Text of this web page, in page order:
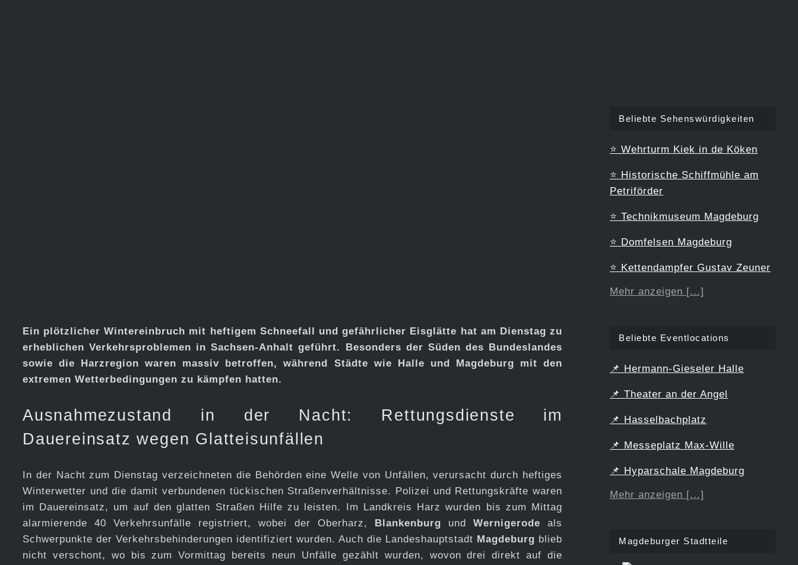
Ein plötzlicher Wintereinbruch mit heftigem Schneefall und gefährlicher Eisglätte hat am Dienstag zu
erheblichen Verkehrsproblemen in Sachsen-Anhalt geführt. Besonders der Süden des Bundeslandes
sowie die Harzregion waren massiv betroffen, während Städte wie Halle und Magdeburg mit den
extremen Wetterbedingungen zu kämpfen hatten.
Ausnahmezustand in der Nacht: Rettungsdienste im
Dauereinsatz wegen Glatteisunfällen
In der Nacht zum Dienstag verzeichneten die Behörden eine Welle von Unfällen, verursacht durch heftiges
Winterwetter und die damit verbundenen tückischen Straßenverhältnisse. Polizei und Rettungskräfte waren
im Dauereinsatz, um auf den glatten Straßen Hilfe zu leisten. Im Landkreis Harz wurden bis zum Mittag
alarmierende 40 Verkehrsunfälle registriert, wobei der Oberharz, Blankenburg und Wernigerode als
Schwerpunkte der Verkehrsbehinderungen identifiziert wurden. Auch die Landeshauptstadt Magdeburg blieb
nicht verschont, wo bis zum Vormittag bereits neun Unfälle gezählt wurden, wovon drei direkt auf die
Beliebte Sehenswürdigkeiten
⭐Wehrturm Kiek in de Köken
⭐ Historische Schiffmühle am
Petriförder
⭐Technikmuseum Magdeburg
⭐ Domfelsen Magdeburg
⭐ Kettendampfer Gustav Zeuner
Mehr anzeigen [...]
Beliebte Eventlocations
📌 Hermann-Gieseler Halle
📌Theater an der Angel
📌 Hasselbachplatz
📌 Messeplatz Max-Wille
📌 Hyparschale Magdeburg
Mehr anzeigen [...]
Magdeburger Stadtteile